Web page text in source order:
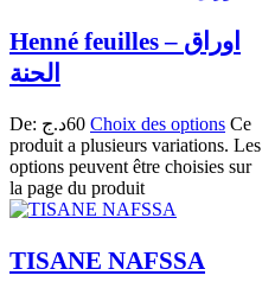
Henné feuilles – اوراق
الحنة
De: 60د.ج Choix des options Ce
produit a plusieurs variations. Les
options peuvent être choisies sur
la page du produit
TISANE NAFSSA